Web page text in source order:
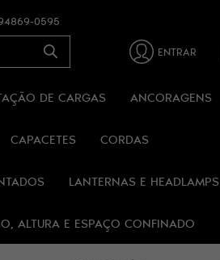
0595
ENTRAR
DE CARGAS ANCORAGENS
CAPACETES CORDAS
LANTERNAS E HEADLAMPS
ALTURA E ESPAÇO CONFINADO